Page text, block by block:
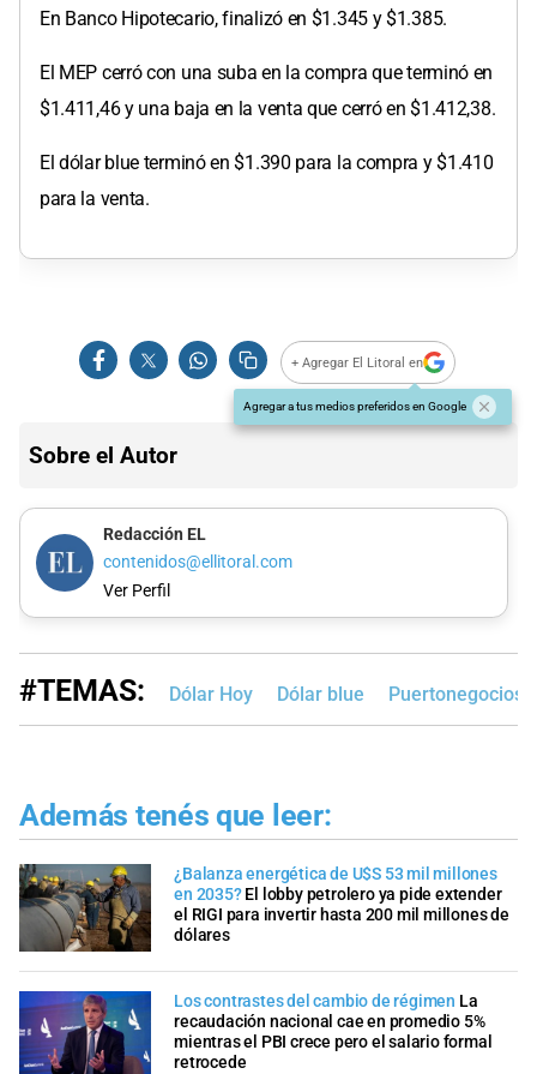
En Banco Hipotecario, finalizó en $1.345 y $1.385.
El MEP cerró con una suba en la compra que terminó en
$1.411,46 y una baja en la venta que cerró en $1.412,38.
El dólar blue terminó en $1.390 para la compra y $1.410
para la venta.
+ Agregar El Litoral en
Agregar a tus medios preferidos en Google
Sobre el Autor
Redacción EL
contenidos@ellitoral.com
Ver Perfil
#TEMAS: Dólar Hoy Dólar blue Puertonegocios
Además tenés que leer:
¿Balanza energética de U$S 53 mil millones
en 2035? El lobby petrolero ya pide extender
el RIGI para invertir hasta 200 mil millones de
dólares
Los contrastes del cambio de régimen La
recaudación nacional cae en promedio 5%
mientras el PBI crece pero el salario formal
retrocede